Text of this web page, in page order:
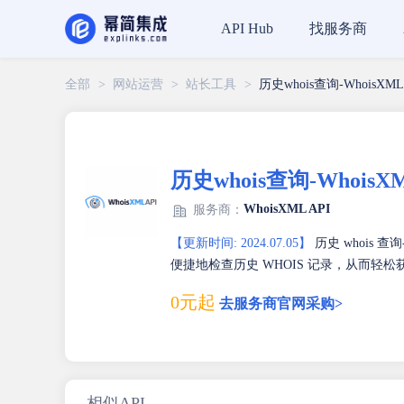
API Hub 找服务商
全部 > 网站运营 > 站长工具 > 历史whois查询-
历史whois查询-
服务商： WhoisXML API
【更新时间: 2024.07.05】
历史 whois 查
便捷地检查历史 WHOIS 记录，从而轻
0元起 去服务商官网采购>